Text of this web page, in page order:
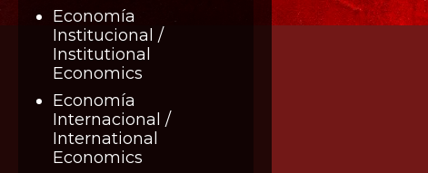
Economía
Institucional /
Institutional
Economics
Economía
Internacional /
International
Economics